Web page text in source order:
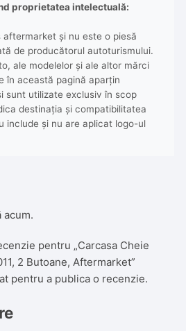
proprietatea intelectuală:
și nu este o piesă
de producătorul autoturismului.
ale modelelor și ale altor mărci
în această pagină aparțin
sunt utilizate exclusiv în scop
destinația și compatibilitatea
include și nu are aplicat logo-ul
acum.
pentru „Carcasa Cheie
2 Butoane, Aftermarket”
pentru a publica o recenzie.